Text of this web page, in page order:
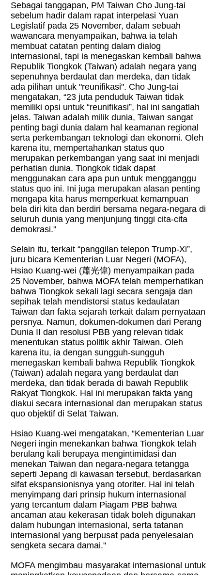
Sebagai tanggapan, PM Taiwan Cho Jung-tai
sebelum hadir dalam rapat interpelasi Yuan
Legislatif pada 25 November, dalam sebuah
wawancara menyampaikan, bahwa ia telah
membuat catatan penting dalam dialog
internasional, tapi ia menegaskan kembali bahwa
Republik Tiongkok (Taiwan) adalah negara yang
sepenuhnya berdaulat dan merdeka, dan tidak
ada pilihan untuk "reunifikasi". Cho Jung-tai
mengatakan, “23 juta penduduk Taiwan tidak
memiliki opsi untuk “reunifikasi”, hal ini sangatlah
jelas. Taiwan adalah milik dunia, Taiwan sangat
penting bagi dunia dalam hal keamanan regional
serta perkembangan teknologi dan ekonomi. Oleh
karena itu, mempertahankan status quo
merupakan perkembangan yang saat ini menjadi
perhatian dunia. Tiongkok tidak dapat
menggunakan cara apa pun untuk mengganggu
status quo ini. Ini juga merupakan alasan penting
mengapa kita harus memperkuat kemampuan
bela diri kita dan berdiri bersama negara-negara di
seluruh dunia yang menjunjung tinggi cita-cita
demokrasi."
Selain itu, terkait “panggilan telepon Trump-Xi”,
juru bicara Kementerian Luar Negeri (MOFA),
Hsiao Kuang-wei (蕭光偉) menyampaikan pada
25 November, bahwa MOFA telah memperhatikan
bahwa Tiongkok sekali lagi secara sengaja dan
sepihak telah mendistorsi status kedaulatan
Taiwan dan fakta sejarah terkait dalam pernyataan
persnya. Namun, dokumen-dokumen dari Perang
Dunia II dan resolusi PBB yang relevan tidak
menentukan status politik akhir Taiwan. Oleh
karena itu, ia dengan sungguh-sungguh
menegaskan kembali bahwa Republik Tiongkok
(Taiwan) adalah negara yang berdaulat dan
merdeka, dan tidak berada di bawah Republik
Rakyat Tiongkok. Hal ini merupakan fakta yang
diakui secara internasional dan merupakan status
quo objektif di Selat Taiwan.
Hsiao Kuang-wei mengatakan, “Kementerian Luar
Negeri ingin menekankan bahwa Tiongkok telah
berulang kali berupaya mengintimidasi dan
menekan Taiwan dan negara-negara tetangga
seperti Jepang di kawasan tersebut, berdasarkan
sifat ekspansionisnya yang otoriter. Hal ini telah
menyimpang dari prinsip hukum internasional
yang tercantum dalam Piagam PBB bahwa
ancaman atau kekerasan tidak boleh digunakan
dalam hubungan internasional, serta tatanan
internasional yang berpusat pada penyelesaian
sengketa secara damai."
MOFA mengimbau masyarakat internasional untuk